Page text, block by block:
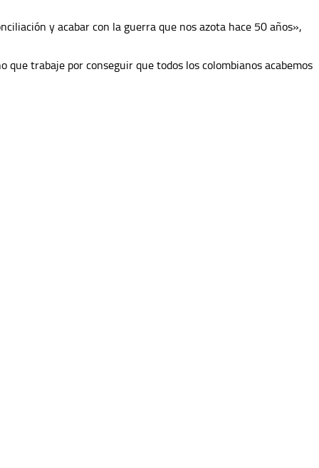
y acabar con la guerra que nos azota hace 50 años»,
trabaje por conseguir que todos los colombianos acabemos